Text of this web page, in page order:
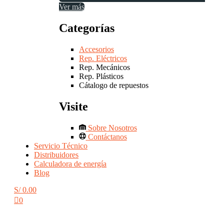
Ver más
Categorías
Accesorios
Rep. Eléctricos
Rep. Mecánicos
Rep. Plásticos
Cátalogo de repuestos
Visite
Sobre Nosotros
Contáctanos
Servicio Técnico
Distribuidores
Calculadora de energía
Blog
S/0.00
0